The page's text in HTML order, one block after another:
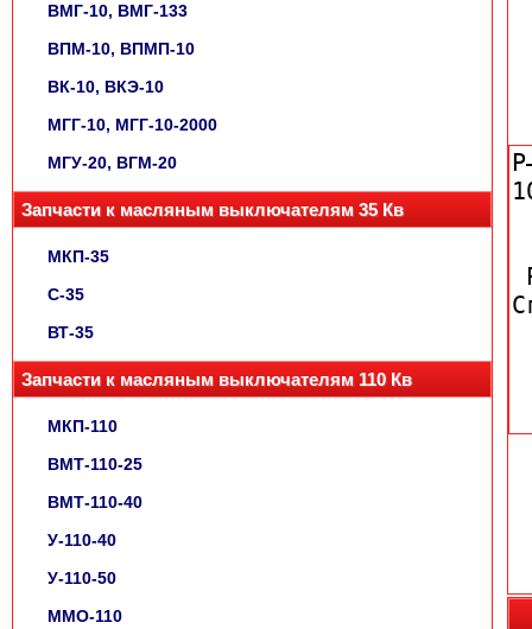
ВМГ-10, ВМГ-133
ВПМ-10, ВПМП-10
ВК-10, ВКЭ-10
МГГ-10, МГГ-10-2000
МГУ-20, ВГМ-20
Запчасти к масляным выключателям 35 Кв
МКП-35
С-35
ВТ-35
Запчасти к масляным выключателям 110 Кв
МКП-110
ВМТ-110-25
ВМТ-110-40
У-110-40
У-110-50
ММО-110